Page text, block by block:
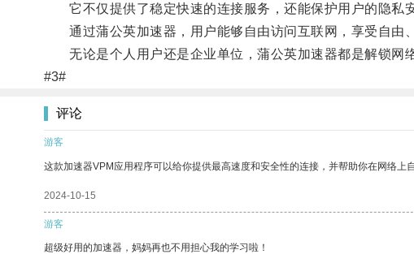
它不仅提供了稳定快速的连接服务，还能保护用户的隐私安
通过蒲公英加速器，用户能够自由访问互联网，享受自由、
无论是个人用户还是企业单位，蒲公英加速器都是解锁网络
#3#
评论
游客
这款加速器VPM应用程序可以给你提供最高速度和安全性的连接，并帮助你在网络上自
2024-10-15
游客
超级好用的加速器，妈妈再也不用担心我的学习啦！